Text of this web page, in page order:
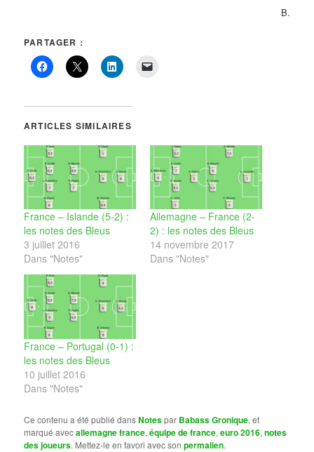
B.
PARTAGER :
ARTICLES SIMILAIRES
France – Islande (5-2) :
les notes des Bleus
3 juillet 2016
Dans "Notes"
Allemagne – France (2-
2) : les notes des Bleus
14 novembre 2017
Dans "Notes"
France – Portugal (0-1) :
les notes des Bleus
10 juillet 2016
Dans "Notes"
Ce contenu a été publié dansNotespar Babass Gronique, et
marqué avecallemagne france,équipe de france,euro 2016,notes
des joueurs. Mettez-le en favori avec sonpermalien.